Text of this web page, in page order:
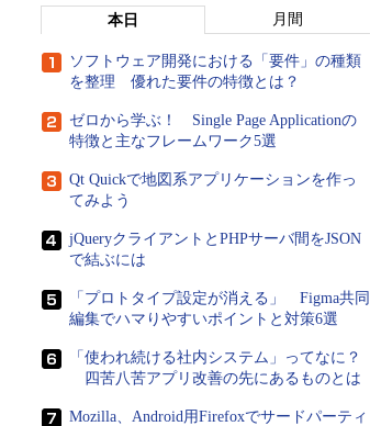
本日 月間
ソフトウェア開発における「要件」の種類
を整理 優れた要件の特徴とは？
ゼロから学ぶ！ Single Page Applicationの
特徴と主なフレームワーク5選
Qt Quickで地図系アプリケーションを作っ
てみよう
jQueryクライアントとPHPサーバ間をJSON
で結ぶには
「プロトタイプ設定が消える」 Figma共同
編集でハマりやすいポイントと対策6選
「使われ続ける社内システム」ってなに？
四苦八苦アプリ改善の先にあるものとは
Mozilla、Android用Firefoxでサードパーティ